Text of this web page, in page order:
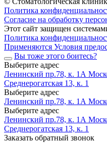
Политика
Согласие на обработку
Этот сайт защищен
Политика
Применяются Условия
Вы тоже этого боитесь?
Выберите адрес
Ленинский пр.78, к. 1А
Среднерогатская 13, к. 1
Выберите адрес
Ленинский пр.78, к. 1А
Выберите адрес
Ленинский пр.78, к. 1А
Среднерогатская 13, к. 1
Заказать обратный звонок